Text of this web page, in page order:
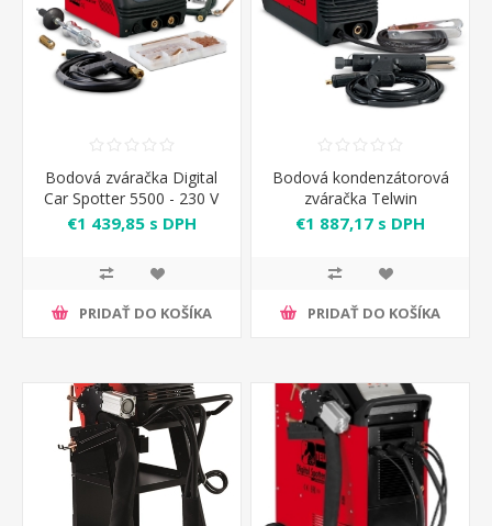
Bodová zváračka Digital
Car Spotter 5500 - 230 V
Telwin
€1 439,85 s DPH
PRIDAŤ DO KOŠÍKA
Bodová kondenzátorová
zváračka Telwin
Aluspotter 6100
€1 887,17 s DPH
PRIDAŤ DO KOŠÍKA